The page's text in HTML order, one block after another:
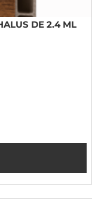
DE 2.4 ML